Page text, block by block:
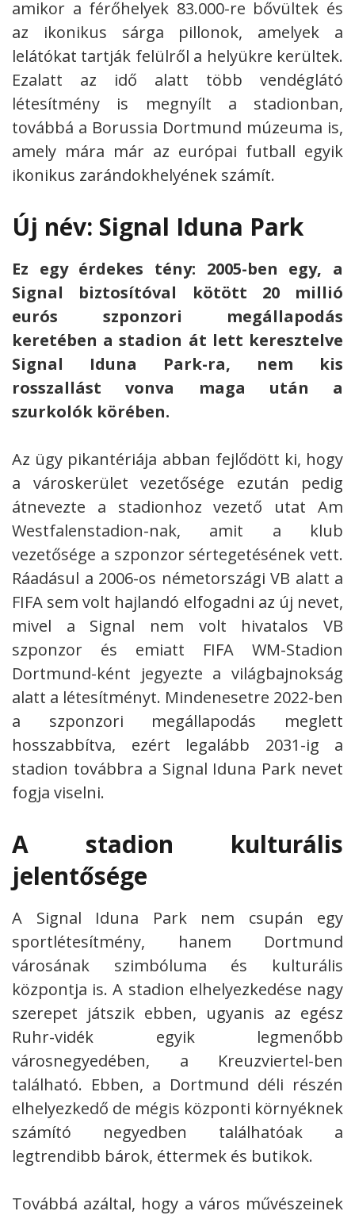
amikor a férőhelyek 83.000-re bővültek és
az ikonikus sárga pillonok, amelyek a
lelátókat tartják felülről a helyükre kerültek.
Ezalatt az idő alatt több vendéglátó
létesítmény is megnyílt a stadionban,
továbbá a Borussia Dortmund múzeuma is,
amely mára már az európai futball egyik
ikonikus zarándokhelyének számít.
Új név: Signal Iduna Park
Ez egy érdekes tény: 2005-ben egy, a
Signal biztosítóval kötött 20 millió
eurós szponzori megállapodás
keretében a stadion át lett keresztelve
Signal Iduna Park-ra, nem kis
rosszallást vonva maga után a
szurkolók körében.
Az ügy pikantériája abban fejlődött ki, hogy
a városkerület vezetősége ezután pedig
átnevezte a stadionhoz vezető utat Am
Westfalenstadion-nak, amit a klub
vezetősége a szponzor sértegetésének vett.
Ráadásul a 2006-os németországi VB alatt a
FIFA sem volt hajlandó elfogadni az új nevet,
mivel a Signal nem volt hivatalos VB
szponzor és emiatt FIFA WM-Stadion
Dortmund-ként jegyezte a világbajnokság
alatt a létesítményt. Mindenesetre 2022-ben
a szponzori megállapodás meglett
hosszabbítva, ezért legalább 2031-ig a
stadion továbbra a Signal Iduna Park nevet
fogja viselni.
A stadion kulturális
jelentősége
A Signal Iduna Park nem csupán egy
sportlétesítmény, hanem Dortmund
városának szimbóluma és kulturális
központja is. A stadion elhelyezkedése nagy
szerepet játszik ebben, ugyanis az egész
Ruhr-vidék egyik legmenőbb
városnegyedében, a Kreuzviertel-ben
található. Ebben, a Dortmund déli részén
elhelyezkedő de mégis központi környéknek
számító negyedben találhatóak a
legtrendibb bárok, éttermek és butikok.
Továbbá azáltal, hogy a város művészeinek